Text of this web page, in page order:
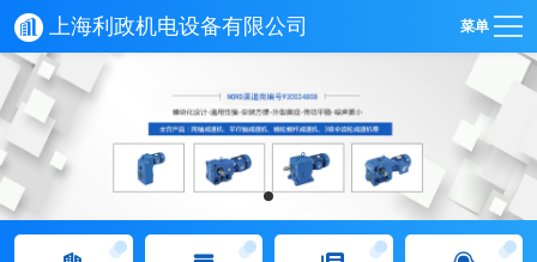
上海利政机电设备有限公司 菜单